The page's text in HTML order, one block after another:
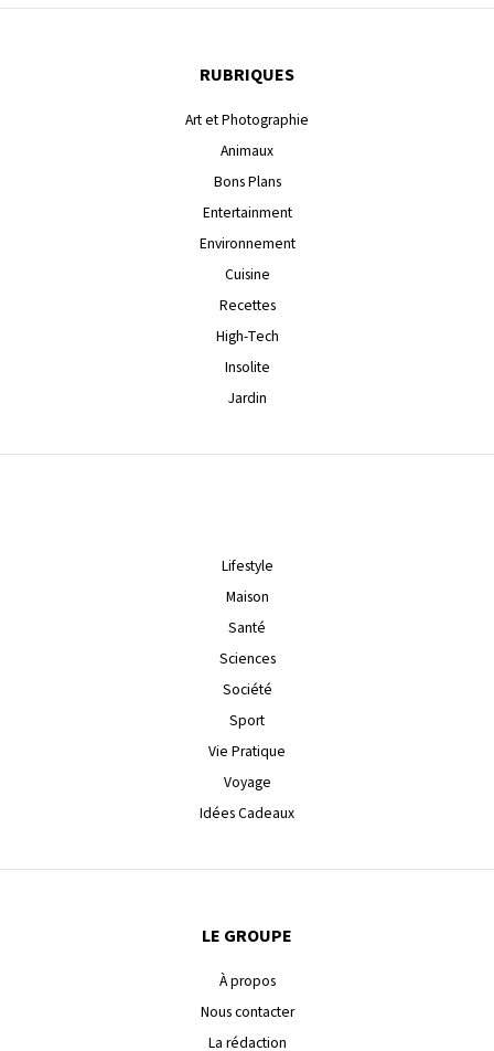
RUBRIQUES
Art et Photographie
Animaux
Bons Plans
Entertainment
Environnement
Cuisine
Recettes
High-Tech
Insolite
Jardin
Lifestyle
Maison
Santé
Sciences
Société
Sport
Vie Pratique
Voyage
Idées Cadeaux
LE GROUPE
À propos
Nous contacter
La rédaction